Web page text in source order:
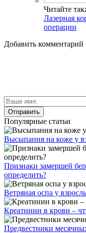
Читайте
Лазерная
операции
Добавить комментарий
Популярные статьи
Высыпания на коже у
Признаки замершей
определить?
Ветряная оспа у
Креатинин в крови –
Предвестники